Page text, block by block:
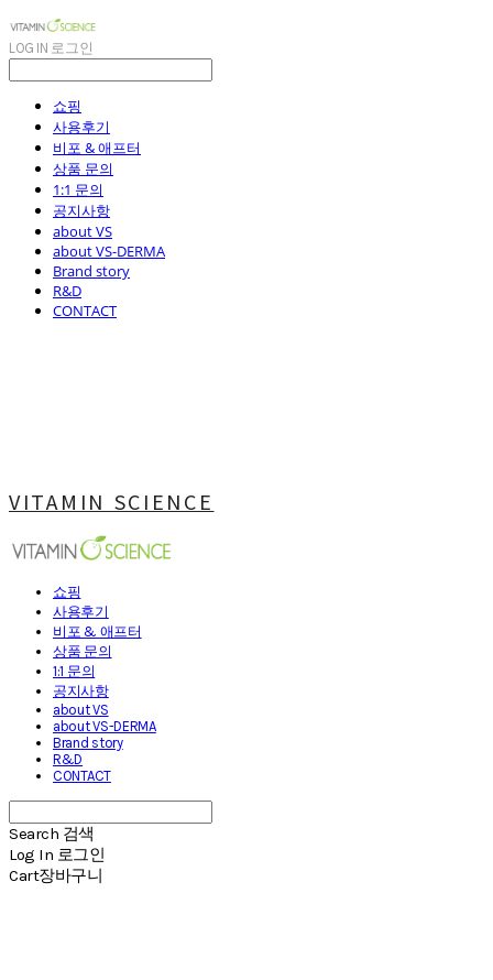
LOG IN 로그인
쇼핑
사용후기
비포 & 애프터
상품 문의
1:1 문의
공지사항
about VS
about VS-DERMA
Brand story
R&D
CONTACT
VITAMIN SCIENCE
쇼핑
사용후기
비포 & 애프터
상품 문의
1:1 문의
공지사항
about VS
about VS-DERMA
Brand story
R&D
CONTACT
Search 검색
Log In 로그인
Cart장바구니